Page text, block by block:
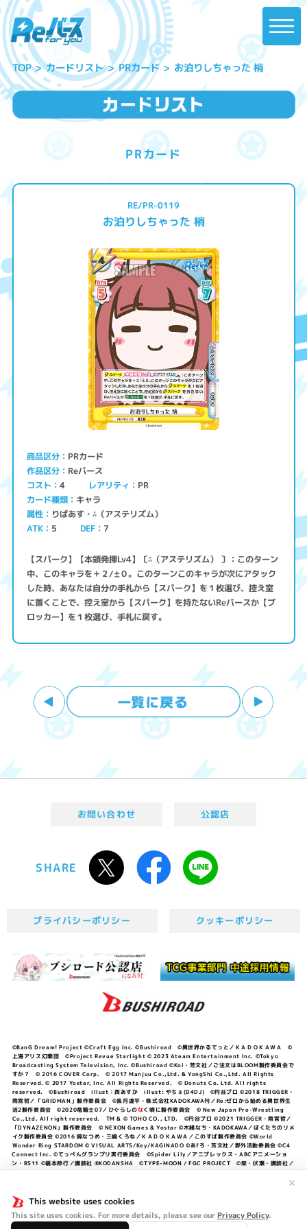
This website uses cookies
This site uses cookies. For more details, please see our Privacy Policy.
✕
TOP カードリスト PRカード お泊りしちゃった 梢
PRカード
RE/PR-0119
お泊りしちゃった 梢
商品区分 PRカード
作品区分 Reバース
コスト 4 レアリティ PR
カード種類 キャラ
属性 りばあす・⁂（アステリズム）
ATK 5 DEF 7
【スパーク】【本領発揮Lv4】〔⁂（アステリズム） 〕：このターン
中、このキャラを＋２/±０。このターンこのキャラが次にアタック
した時、あなたは自分の手札から【スパーク】を１枚選び、控え室
に置くことで、控え室から【スパーク】を持たないReバースか【ブ
ロッカー】を１枚選び、手札に戻す。
お問い合わせ 公認店
SHARE
プライバシーポリシー クッキーポリシー
©BanG Dream! Project ©Craft Egg Inc. ©Bushiroad ©異世界かるてっと／ＫＡＤＯＫＡＷＡ ©
上海アリス幻樂団 ©Project Revue Starlight © 2023 Ateam Entertainment Inc. ©Tokyo
Broadcasting System Television, Inc. ©Bushiroad ©Koi・芳文社／ご注文はBLOOM製作委員会で
すか？ © 2016 COVER Corp. © 2017 Manjuu Co.,Ltd. & YongShi Co.,Ltd. All Rights
Reserved. © 2017 Yostar, Inc. All Rights Reserved. © Donuts Co. Ltd. All rights
reserved. ©Bushiroad illust：西あすか illust: やちぇ(D4DJ) ©円谷プロ ©2018 TRIGGER・
雨宮哲／「GRIDMAN」製作委員会 ©長月達平・株式会社KADOKAWA刊／Re:ゼロから始める異世界生
活2製作委員会 ©2020竜騎士07／ひぐらしのなく頃に製作委員会 © New Japan Pro-Wrestling
Co.,Ltd. All right reserved. TM & © TOHO CO., LTD. ©円谷プロ ©2021 TRIGGER・雨宮哲／
「DYNAZENON」製作委員会 © NEXON Games & Yostar ©木緒なち・KADOKAWA／ぼくたちのリメ
イク製作委員会 ©2016 暁なつめ・三嶋くろね／ＫＡＤＯＫＡＷＡ／このすば製作委員会 ©World
Wonder Ring STARDOM © VISUAL ARTS/Key/KAGINADO ©あfろ・芳文社／野外活動委員会 ©C4
Connect Inc. ©てっぺんグランプリ実行委員会 ©Spider Lily／アニプレックス・ABCアニメーショ
ン・BS11 ©福本伸行／講談社 ®KODANSHA ©TYPE-MOON / FGC PROJECT ©柴・伏瀬・講談社／
©中村力斗・野澤ゆき子／集英社・君のことが大大大大大好きな製作委員会 ©IIS-P／ぽんのみち製作委
員会 ©円谷プロ ©2023 TRIGGER・雨宮哲／「劇場版グリッドマンユニバース」製作委員会 © NEXON
Games／アビドス商店街 ©プロジェクトラブライブ！蓮ノ空女学院スクールアイドルクラブ ©「勇気爆
発バーンブレイバーン」製作委員会